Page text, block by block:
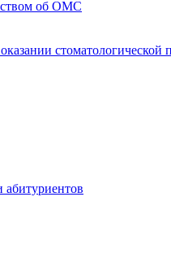
об ОМС
стоматологической
абитуриентов